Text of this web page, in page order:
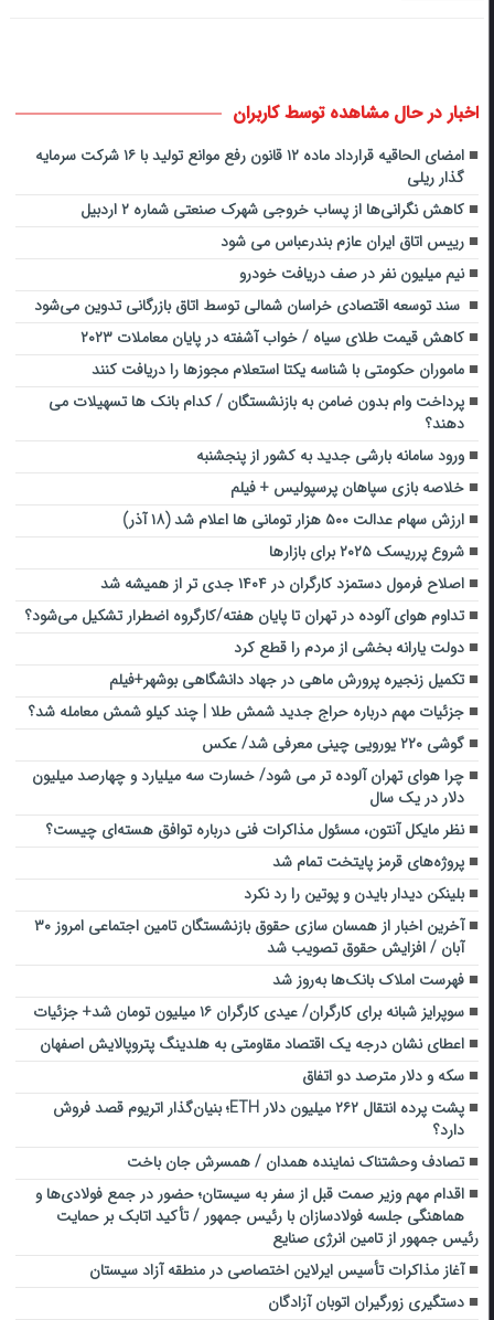
اخبار در حال مشاهده توسط کاربران
امضای الحاقیه قرارداد ماده ۱۲ قانون رفع موانع تولید با ۱۶ شرکت سرمایه
گذار ریلی
کاهش نگرانی‌ها از پساب خروجی شهرک صنعتی شماره ۲ اردبیل
رییس اتاق ایران عازم بندرعباس می شود
نیم میلیون نفر در صف دریافت خودرو
سند توسعه اقتصادی خراسان شمالی توسط اتاق بازرگانی تدوین می‌شود
کاهش قیمت طلای سیاه / خواب آشفته در پایان معاملات ۲۰۲۳
ماموران حکومتی با شناسه یکتا استعلام مجوزها را دریافت کنند
پرداخت وام بدون ضامن به بازنشستگان / کدام بانک ها تسهیلات می
دهند؟
ورود سامانه بارشی جدید به کشور از پنجشنبه
خلاصه بازی سپاهان پرسپولیس + فیلم
ارزش سهام عدالت ۵۰۰ هزار تومانی ها اعلام شد (۱۸ آذر)
شروع پرریسک ۲۰۲۵ برای بازارها
اصلاح فرمول دستمزد کارگران در ۱۴۰۴ جدی تر از همیشه شد
تداوم هوای آلوده در تهران تا پایان هفته/کارگروه اضطرار تشکیل می‌شود؟
دولت یارانه بخشی از مردم را قطع کرد
تکمیل زنجیره پرورش ماهی در ‌جهاد دانشگاهی بوشهر+فیلم
جزئیات مهم درباره حراج جدید شمش طلا | چند کیلو شمش معامله شد؟
گوشی ۲۲۰ یورویی چینی معرفی شد/ عکس
چرا هوای تهران آلوده تر می شود/ خسارت سه میلیارد و چهارصد میلیون
دلار در یک سال
نظر مایکل آنتون، مسئول مذاکرات فنی درباره توافق هسته‌ای چیست؟
پروژه‌های قرمز پایتخت تمام شد
بلینکن دیدار بایدن و پوتین را رد نکرد
آخرین اخبار از همسان سازی حقوق بازنشستگان تامین اجتماعی امروز ۳۰
آبان / افزایش حقوق تصویب شد
فهرست املاک بانک‌ها به‌روز شد
سوپرایز شبانه برای کارگران/ عیدی کارگران ۱۶ میلیون تومان شد+ جزئیات
اعطای نشان درجه یک اقتصاد مقاومتی به هلدینگ پتروپالایش اصفهان
سکه و دلار مترصد دو‌ اتفاق
پشت پرده انتقال ۲۶۲ میلیون دلار ETH؛ بنیان‌گذار اتریوم قصد فروش
دارد؟
تصادف وحشتناک نماینده همدان / همسرش جان باخت
اقدام مهم وزیر صمت قبل از سفر به سیستان؛ حضور در جمع فولادی‌ها و
هماهنگی جلسه فولادسازان با رئیس جمهور / تأکید اتابک بر حمایت
رئیس جمهور از تامین انرژی صنایع
آغاز مذاکرات تأسیس ایرلاین اختصاصی در منطقه آزاد سیستان
دستگیری زورگیران اتوبان آزادگان